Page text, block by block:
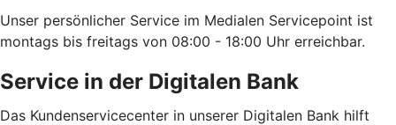
Unser persönlicher Service im Medialen Servicepoint ist
montags bis freitags von 08:00 - 18:00 Uhr erreichbar.
Service in der Digitalen Bank
Das Kundenservicecenter in unserer Digitalen Bank hilft